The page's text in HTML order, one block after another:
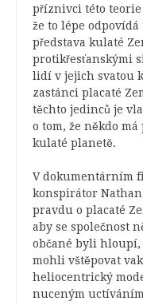
příznivci této teorie
že to lépe
představa kulaté
protikřesťanskými
lidí v jejich svatou
zastánci placaté
těchto jedinců je
o tom, že někdo má
kulaté planetě.
V dokumentárním
konspirátor
pravdu o placaté
aby se společnost
občané byli hloupí,
mohli vštěpovat
heliocentrický
nuceným